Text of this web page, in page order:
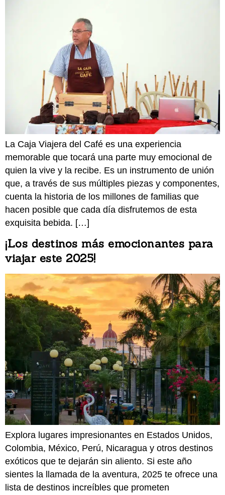
La Caja Viajera del Café es una experiencia
memorable que tocará una parte muy emocional de
quien la vive y la recibe. Es un instrumento de unión
que, a través de sus múltiples piezas y componentes,
cuenta la historia de los millones de familias que
hacen posible que cada día disfrutemos de esta
exquisita bebida. […]
¡Los destinos más emocionantes para
viajar este 2025!
Explora lugares impresionantes en Estados Unidos,
Colombia, México, Perú, Nicaragua y otros destinos
exóticos que te dejarán sin aliento. Si este año
sientes la llamada de la aventura, 2025 te ofrece una
lista de destinos increíbles que prometen